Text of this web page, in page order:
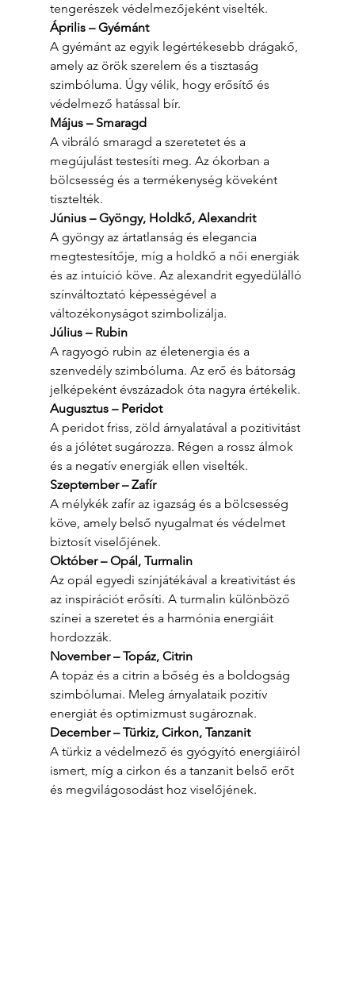
tengerészek védelmezőjeként viselték.
Április – Gyémánt
A gyémánt az egyik legértékesebb drágakő,
amely az örök szerelem és a tisztaság
szimbóluma. Úgy vélik, hogy erősítő és
védelmező hatással bír.
Május – Smaragd
A vibráló smaragd a szeretetet és a
megújulást testesíti meg. Az ókorban a
bölcsesség és a termékenység köveként
tisztelték.
Június – Gyöngy, Holdkő, Alexandrit
A gyöngy az ártatlanság és elegancia
megtestesítője, míg a holdkő a női energiák
és az intuíció köve. Az alexandrit egyedülálló
színváltoztató képességével a
változékonyságot szimbolizálja.
Július – Rubin
A ragyogó rubin az életenergia és a
szenvedély szimbóluma. Az erő és bátorság
jelképeként évszázadok óta nagyra értékelik.
Augusztus – Peridot
A peridot friss, zöld árnyalatával a pozitivitást
és a jólétet sugározza. Régen a rossz álmok
és a negatív energiák ellen viselték.
Szeptember – Zafír
A mélykék zafír az igazság és a bölcsesség
köve, amely belső nyugalmat és védelmet
biztosít viselőjének.
Október – Opál, Turmalin
Az opál egyedi színjátékával a kreativitást és
az inspirációt erősíti. A turmalin különböző
színei a szeretet és a harmónia energiáit
hordozzák.
November – Topáz, Citrin
A topáz és a citrin a bőség és a boldogság
szimbólumai. Meleg árnyalataik pozitív
energiát és optimizmust sugároznak.
December – Türkiz, Cirkon, Tanzanit
A türkiz a védelmező és gyógyító energiáiról
ismert, míg a cirkon és a tanzanit belső erőt
és megvilágosodást hoz viselőjének.